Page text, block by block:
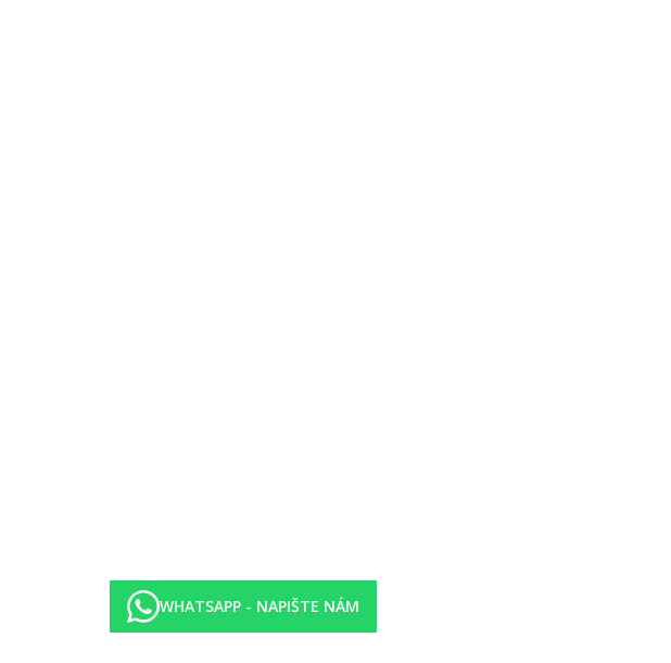
stolní tenis, volejbal, basketbal.
vyhřívání, masáže, různé druhy regeneračních procedur, jacuzzi, finská sauna, relaxační zóna
WHATSAPP - NAPIŠTE NÁM